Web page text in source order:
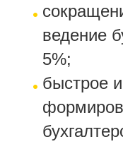
ведение
5%;
быстрое